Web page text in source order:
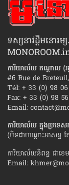
ទស្សនាវដ្ដីមនោរម្
ការិយាល័យ កណ្ដាល (រ
#6 Rue de
Tél: + 33 (0) 98
Fax: + 33 (0) 98
Email:
ការិយាល័យ ក្នុង​ប្រទេស​
(បិទជាបណ្ដោះអាសន្ន
ការិយាល័យនិពន្ធ ជាខេ
Email: